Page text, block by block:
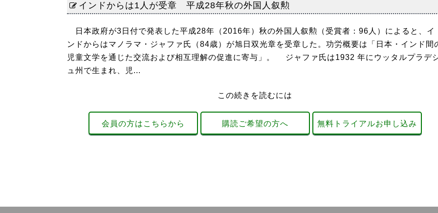
インドからは1人が受章 平成28年秋の外国人叙勲
日本政府が3日付で発表した平成28年（2016年）秋の外国人叙勲（受賞者：96人）によると、イ
ンドからはマノラマ・ジャファ氏（84歳）が旭日双光章を受章した。功労概要は「日本・インド間
児童文学を通じた交流および相互理解の促進に寄与」。 ジャファ氏は1932 年にウッタルプラデ
ュ州で生まれ、児...
この続きを読むには
会員の方はこちらから 購読ご希望の方へ 無料トライアルお申し込み